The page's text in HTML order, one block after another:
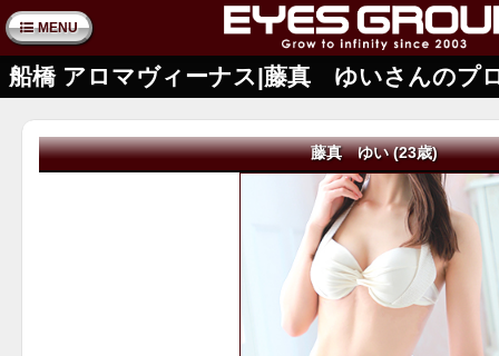
MENU
船橋 アロマヴィーナス|藤真 ゆいさんのプ
藤真 ゆい (23歳)